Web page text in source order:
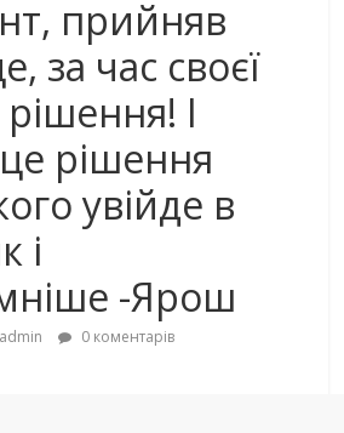
прийняв
за час своєї
рішення! І
рішення
увійде в
і
-Ярош
admin 0 коментарів